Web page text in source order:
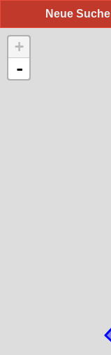
Neue Suche
+
-